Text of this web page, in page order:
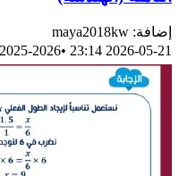
إضافة: maya2018kw
2026-05-21 23:14
•
2025-2026